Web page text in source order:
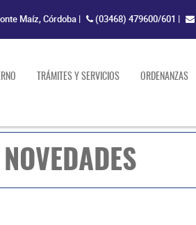
Maíz, Córdoba | (03468) 479600/601 |
TRÁMITES Y SERVICIOS ORDENANZAS